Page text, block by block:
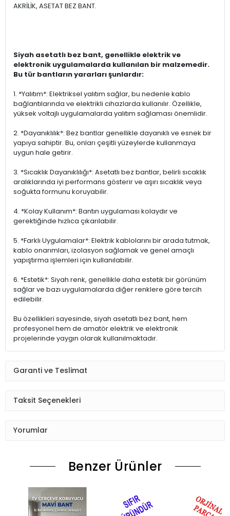
AKRİLİK, ASETAT BEZ BANT.
Siyah asetatlı bez bant, genellikle elektrik ve
elektronik uygulamalarda kullanılan bir malzemedir.
Bu tür bantların yararları şunlardır:
1. *Yalıtım*: Elektriksel yalıtım sağlar, bu nedenle kablo
bağlantılarında ve elektrikli cihazlarda kullanılır. Özellikle,
yüksek voltajlı uygulamalarda yalıtım sağlaması önemlidir.
2. *Dayanıklılık*: Bez bantlar genellikle dayanıklı ve esnek bir
yapıya sahiptir. Bu, onları çeşitli yüzeylerde kullanmaya
uygun hale getirir.
3. *Sıcaklık Dayanıklılığı*: Asetatlı bez bantlar, belirli sıcaklık
aralıklarında iyi performans gösterir ve aşırı sıcaklık veya
soğukta formunu koruyabilir.
4. *Kolay Kullanım*: Bantın uygulaması kolaydır ve
gerektiğinde hızlıca çıkarılabilir.
5. *Farklı Uygulamalar*: Elektrik kablolarını bir arada tutmak,
kablo onarımları, izolasyon sağlamak ve genel amaçlı
yapıştırma işlemleri için kullanılabilir.
6. *Estetik*: Siyah renk, genellikle daha estetik bir görünüm
sağlar ve bazı uygulamalarda diğer renklere göre tercih
edilebilir.
Bu özellikleri sayesinde, siyah asetatlı bez bant, hem
profesyonel hem de amatör elektrik ve elektronik
projelerinde yaygın olarak kullanılmaktadır.
Garanti ve Teslimat
Taksit Seçenekleri
Yorumlar
Benzer Ürünler